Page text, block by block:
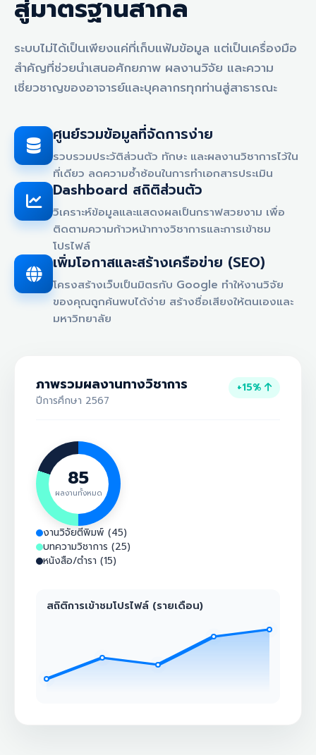
สู่มาตรฐานสากล
ระบบไม่ได้เป็นเพียงแค่ที่เก็บแฟ้มข้อมูล แต่เป็นเครื่องมือ
สำคัญที่ช่วยนำเสนอศักยภาพ ผลงานวิจัย และความ
เชี่ยวชาญของอาจารย์และบุคลากรทุกท่านสู่สาธารณะ
ศูนย์รวมข้อมูลที่จัดการง่าย
รวบรวมประวัติส่วนตัว ทักษะ และผลงานวิชาการไว้ใน
ที่เดียว ลดความซ้ำซ้อนในการทำเอกสารประเมิน
Dashboard สถิติส่วนตัว
วิเคราะห์ข้อมูลและแสดงผลเป็นกราฟสวยงาม เพื่อ
ติดตามความก้าวหน้าทางวิชาการและการเข้าชม
โปรไฟล์
เพิ่มโอกาสและสร้างเครือข่าย (SEO)
โครงสร้างเว็บเป็นมิตรกับ Google ทำให้งานวิจัย
ของคุณถูกค้นพบได้ง่าย สร้างชื่อเสียงให้ตนเองและ
มหาวิทยาลัย
ภาพรวมผลงานทางวิชาการ
ปีการศึกษา 2567
+15%
85
ผลงานทั้งหมด
งานวิจัยตีพิมพ์ (45)
บทความวิชาการ (25)
หนังสือ/ตำรา (15)
สถิติการเข้าชมโปรไฟล์ (รายเดือน)